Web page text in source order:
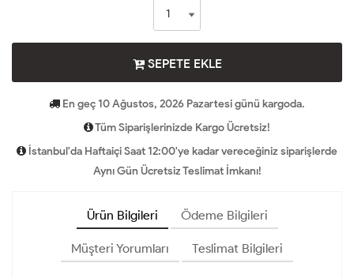
SEPETE EKLE
En geç 10 Ağustos, 2026 Pazartesi günü kargoda.
Tüm Siparişlerinizde Kargo Ücretsiz!
İstanbul'da Haftaiçi Saat 12:00'ye kadar vereceğiniz siparişlerde
Aynı Gün Ücretsiz Teslimat İmkanı!
Ürün Bilgileri Ödeme Bilgileri
Müşteri Yorumları Teslimat Bilgileri